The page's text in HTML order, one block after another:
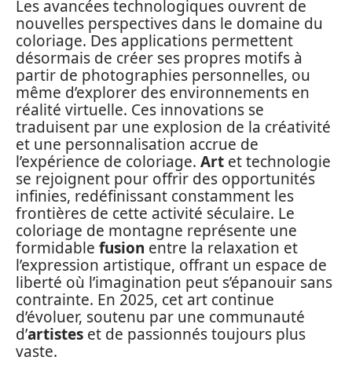
Les avancées technologiques ouvrent de
nouvelles perspectives dans le domaine du
coloriage. Des applications permettent
désormais de créer ses propres motifs à
partir de photographies personnelles, ou
même d’explorer des environnements en
réalité virtuelle. Ces innovations se
traduisent par une explosion de la créativité
et une personnalisation accrue de
l’expérience de coloriage. Art et technologie
se rejoignent pour offrir des opportunités
infinies, redéfinissant constamment les
frontières de cette activité séculaire. Le
coloriage de montagne représente une
formidable fusion entre la relaxation et
l’expression artistique, offrant un espace de
liberté où l’imagination peut s’épanouir sans
contrainte. En 2025, cet art continue
d’évoluer, soutenu par une communauté
d’artistes et de passionnés toujours plus
vaste.